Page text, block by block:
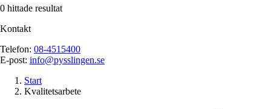
0 hittade resultat
Kontakt
Telefon: 08-4515400
E-post: info@pysslingen.se
Start
Kvalitetsarbete